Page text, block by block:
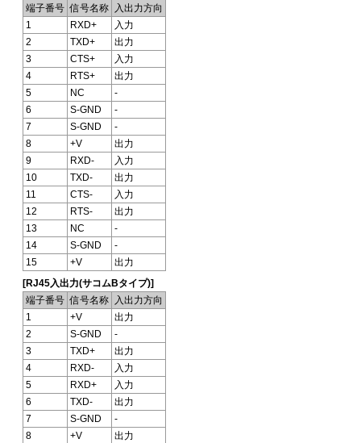
端子番号 信号名称
入出力方向
1
RXD+
入力
2
TXD+
出力
3
CTS+
入力
4
RTS+
出力
5
NC
-
6
S-GND
-
7
S-GND
-
8
+V
出力
9
RXD-
入力
10
TXD-
出力
11
CTS-
入力
12
RTS-
出力
13
NC
-
14
S-GND
-
15
+V
出力
[RJ45入出力(サコムBタイプ)]
端子番号 信号名称
入出力方向
1
+V
出力
2
S-GND
-
3
TXD+
出力
4
RXD-
入力
5
RXD+
入力
6
TXD-
出力
7
S-GND
-
8
+V
出力